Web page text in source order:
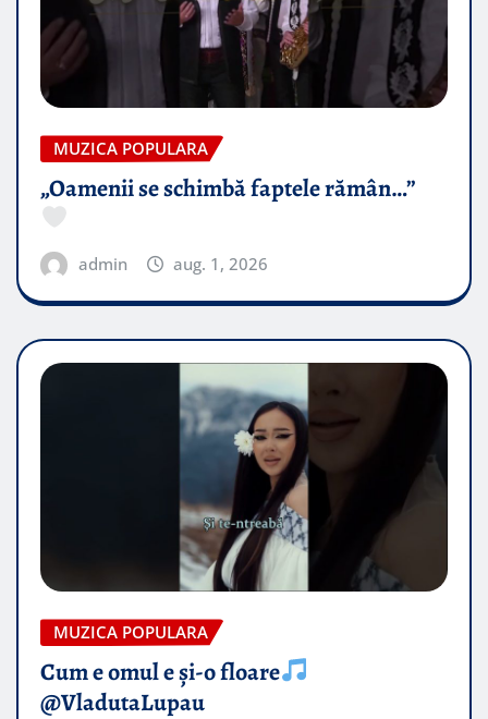
MUZICA POPULARA
„Oamenii se schimbă faptele rămân…”
admin aug. 1, 2026
MUZICA POPULARA
Cum e omul e și-o floare
@VladutaLupau